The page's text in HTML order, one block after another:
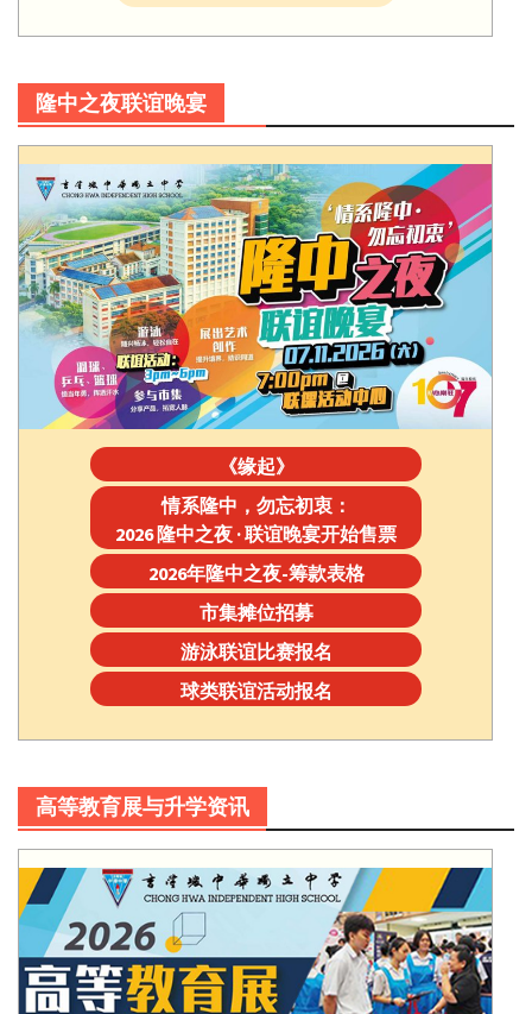
隆中之夜联谊晚宴
《缘起》
情系隆中，勿忘初衷：
2026 隆中之夜 · 联谊晚宴开始售票
2026年隆中之夜-筹款表格
市集摊位招募
游泳联谊比赛报名
球类联谊活动报名
高等教育展与升学资讯